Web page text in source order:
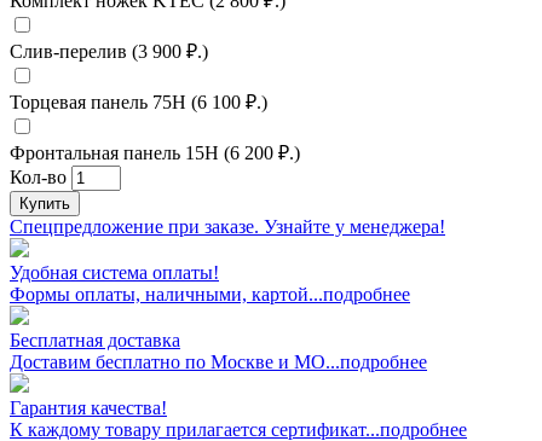
Слив-перелив (3 900 ₽.)
Торцевая панель 75H (6 100 ₽.)
Фронтальная панель 15H (6 200 ₽.)
Кол-во
Купить
Спецпредложение при заказе. Узнайте у менеджера!
Удобная система оплаты!
Формы оплаты, наличными, картой...подробнее
Бесплатная доставка
Доставим бесплатно по Москве и МО...подробнее
Гарантия качества!
К каждому товару прилагается сертификат...подробнее